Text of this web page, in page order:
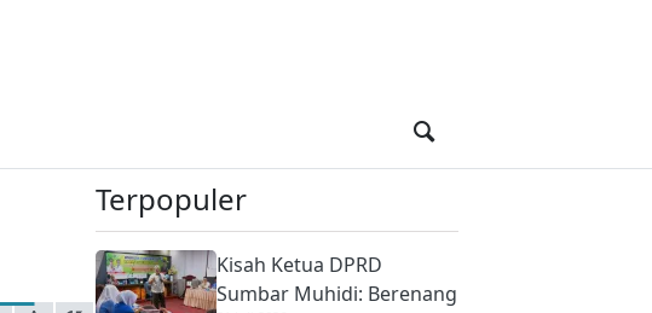
Terpopuler
Kisah Ketua DPRD
Sumbar Muhidi: Berenang